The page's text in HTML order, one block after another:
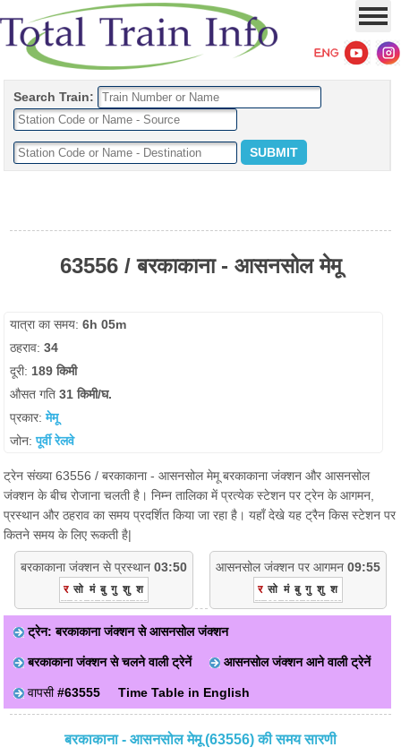
Search Train:
63556 / बरकाकाना - आसनसोल मेमू
यात्रा का समय:6h 05m
ठहराव:34
दूरी: 189 किमी
औसत गति31 किमी/घ.
प्रकार:मेमू
जोन:पूर्वी रेलवे
ट्रेन संख्या 63556 / बरकाकाना - आसनसोल मेमू बरकाकाना जंक्शन और आसनसोल
जंक्शन के बीच रोजाना चलती है। निम्न तालिका में प्रत्येक स्टेशन पर ट्रेन के आगमन,
प्रस्थान और ठहराव का समय प्रदर्शित किया जा रहा है। यहाँ देखे यह ट्रैन किस स्टेशन पर
कितने समय के लिए रूकती है|
बरकाकाना जंक्शन से प्रस्थान 03:50
र सो मं बु गु शु श
आसनसोल जंक्शन पर आगमन 09:55
र सो मं बु गु शु श
ट्रेन: बरकाकाना जंक्शन से आसनसोल जंक्शन
बरकाकाना जंक्शन से चलने वाली ट्रेनें आसनसोल जंक्शन आने वाली ट्रेनें
वापसी#63555 Time Table in English
बरकाकाना - आसनसोल मेमू (63556) की समय सारणी